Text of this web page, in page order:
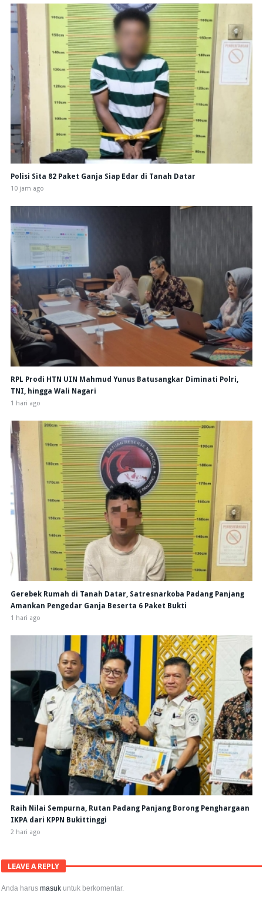
Polisi Sita 82 Paket Ganja Siap Edar di Tanah Datar
10 jam ago
RPL Prodi HTN UIN Mahmud Yunus Batusangkar Diminati Polri,
TNI, hingga Wali Nagari
1 hari ago
Gerebek Rumah di Tanah Datar, Satresnarkoba Padang Panjang
Amankan Pengedar Ganja Beserta 6 Paket Bukti
1 hari ago
Raih Nilai Sempurna, Rutan Padang Panjang Borong Penghargaan
IKPA dari KPPN Bukittinggi
2 hari ago
LEAVE A REPLY
Anda harusmasuk untuk berkomentar.